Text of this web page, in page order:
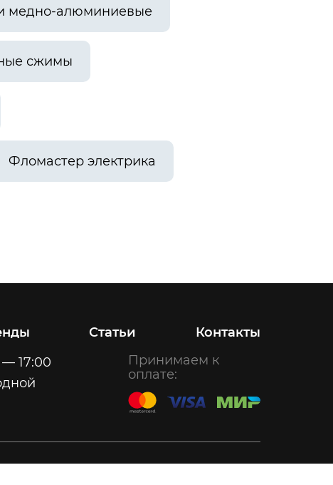
медно-алюминиевые
сжимы
Фломастер электрика
Статьи Контакты
— 17:00
Принимаем к
оплате: